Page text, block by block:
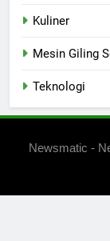
Kuliner
Mesin Giling
Teknologi
Newsmatic -